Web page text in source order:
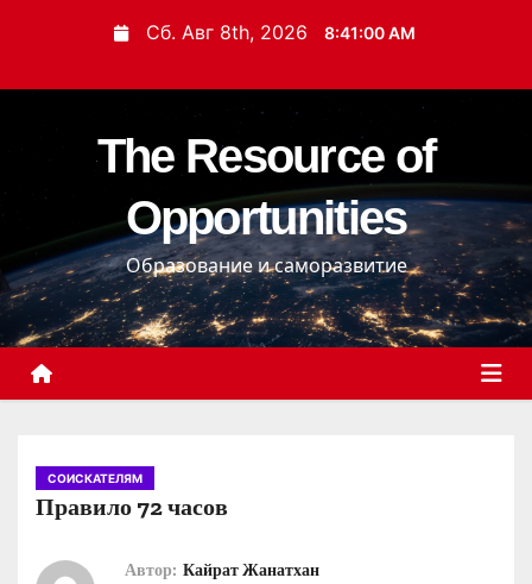
и
с
о
д
Сб. Авг 8th, 2026 8:41:01 AM
The Resource of
Opportunities
Образование и саморазвитие
СОИСКАТЕЛЯМ
Правило 72 часов
Автор: Кайрат Жанатхан